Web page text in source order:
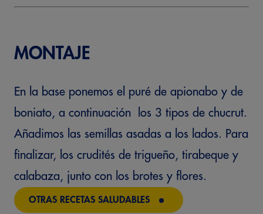
MONTAJE
En la base ponemos el puré de apionabo y de
boniato, a continuación los 3 tipos de chucrut.
Añadimos las semillas asadas a los lados. Para
finalizar, los crudités de trigueño, tirabeque y
calabaza, junto con los brotes y flores.
OTRAS RECETAS SALUDABLES